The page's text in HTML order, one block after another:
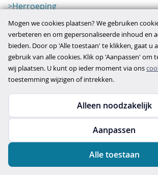
Herroeping
Over ons
Bedrijfsgegevens
Werkwijze
Overzichten
Verlopen aanbod
Copyright © 2026
privacy- en cookiebeleid
Mogen we cookies plaatsen? We gebruiken
verbeteren en om gepersonaliseerde inhoud en
bieden. Door op 'Alle toestaan' te klikken, gaat u
gebruik van alle cookies. Klik op 'Aanpassen' om
wij plaatsen. U kunt op ieder moment via ons
toestemming wijzigen of intrekken.
Alleen noodzakelijk
Aanpassen
Alle toestaan